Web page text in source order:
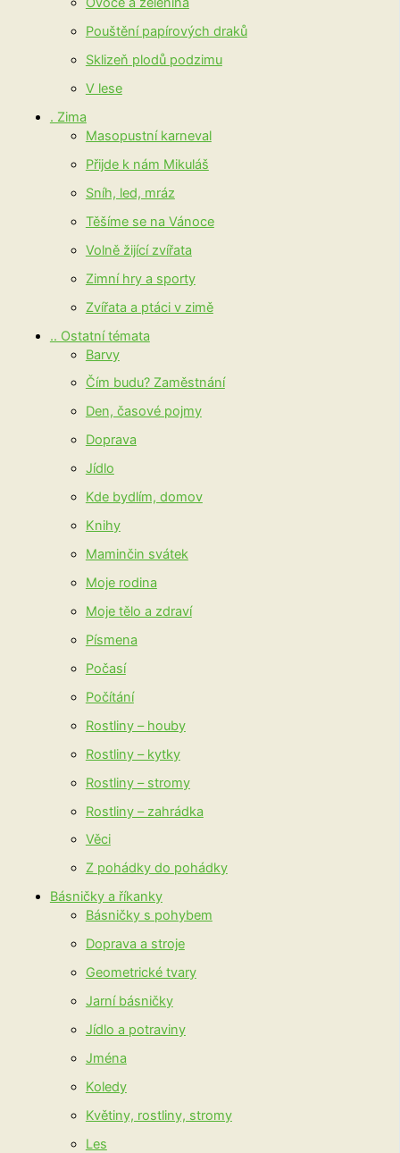
Pouštění papírových draků
Sklizeň plodů podzimu
V lese
. Zima
Masopustní karneval
Přijde k nám Mikuláš
Sníh, led, mráz
Těšíme se na Vánoce
Volně žijící zvířata
Zimní hry a sporty
Zvířata a ptáci v zimě
.. Ostatní témata
Barvy
Čím budu? Zaměstnání
Den, časové pojmy
Doprava
Jídlo
Kde bydlím, domov
Knihy
Maminčin svátek
Moje rodina
Moje tělo a zdraví
Písmena
Počasí
Počítání
Rostliny – houby
Rostliny – kytky
Rostliny – stromy
Rostliny – zahrádka
Věci
Z pohádky do pohádky
Básničky a říkanky
Básničky s pohybem
Doprava a stroje
Geometrické tvary
Jarní básničky
Jídlo a potraviny
Jména
Koledy
Květiny, rostliny, stromy
Les